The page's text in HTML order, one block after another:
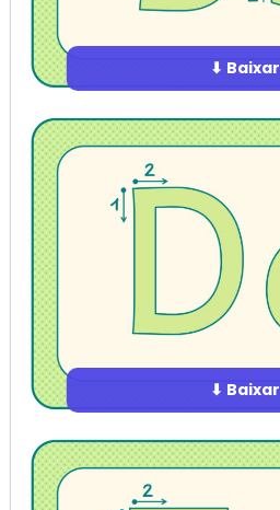
⬇ Baixar
⬇ Baixar